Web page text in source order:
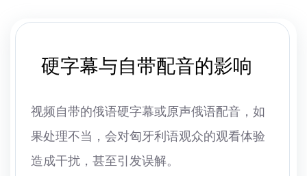
硬字幕与自带配音的影响
视频自带的俄语硬字幕或原声俄语配音，如
果处理不当，会对匈牙利语观众的观看体验
造成干扰，甚至引发误解。